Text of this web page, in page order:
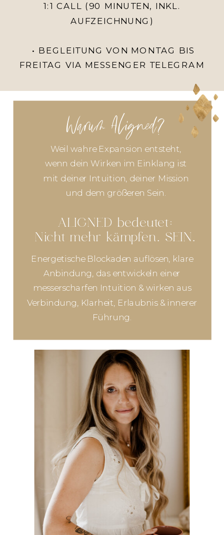
1:1 CALL (90 MINUTEN, INKL.
AUFZEICHNUNG)
• BEGLEITUNG VON MONTAG BIS
FREITAG VIA MESSENGER TELEGRAM
Weil wahre Expansion entsteht,
wenn dein Wirken im Einklang ist
mit deiner Intuition, deiner Mission
und dem größeren Sein.
Energetische Blockaden auflösen, klare
Anbindung, das entwickeln einer
messerscharfen Intuition & wirken aus
Verbindung, Klarheit, Erlaubnis & innerer
Führung.
Warum Aligned?
ALIGNED bedeutet:
Nicht mehr kämpfen. SEIN.